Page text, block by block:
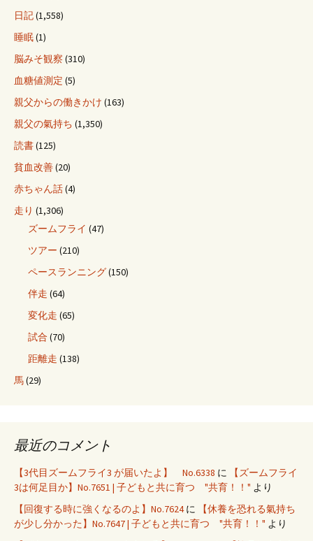
日記(1,558)
睡眠(1)
脳みそ観察 (310)
血糖値測定 (5)
親父からの働きかけ (163)
親父の氣持ち (1,350)
読書(125)
貧血改善(20)
赤ちゃん話(4)
走り (1,306)
ズームフライ (47)
ツアー (210)
ペースランニング(150)
伴走 (64)
変化走 (65)
試合 (70)
距離走 (138)
馬(29)
最近のコメント
【3代目ズームフライ3 が届いたよ】 No.6338 に
【ズームフライ
3は何足目か】No.7651 | 子どもと共に育つ "共育！！" より
【回復する時に強くなるのよ】No.7624に
【休養を恐れる氣持ち
が少し分かった】No.7647 | 子どもと共に育つ "共育！！" より